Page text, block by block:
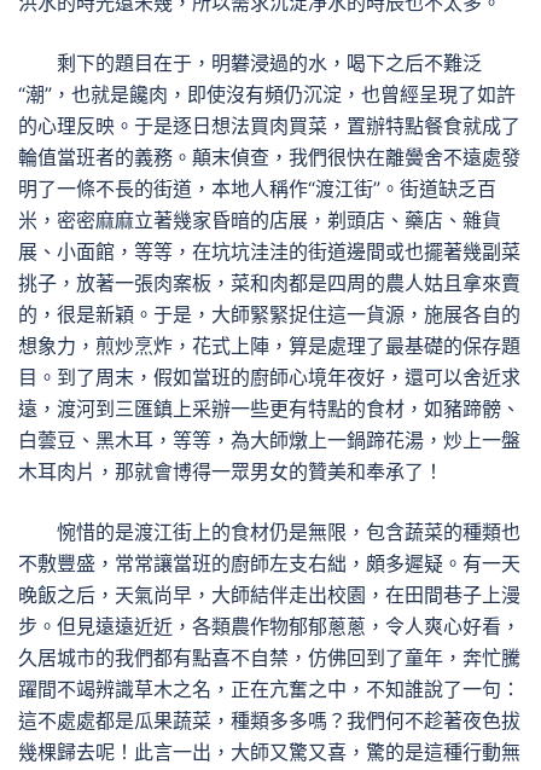
剩下的題目在于，明礬浸過的水，喝下之后不難泛
“潮”，也就是饞肉，即使沒有頻仍沉淀，也曾經呈現了如許
的心理反映。于是逐日想法買肉買菜，置辦特點餐食就成了
輪值當班者的義務。顛末偵查，我們很快在離黌舍不遠處發
明了一條不長的街道，本地人稱作“渡江街”。街道缺乏百
米，密密麻麻立著幾家昏暗的店展，剃頭店、藥店、雜貨
展、小面館，等等，在坑坑洼洼的街道邊間或也擺著幾副菜
挑子，放著一張肉案板，菜和肉都是四周的農人姑且拿來賣
的，很是新穎。于是，大師緊緊捉住這一貨源，施展各自的
想象力，煎炒烹炸，花式上陣，算是處理了最基礎的保存題
目。到了周末，假如當班的廚師心境年夜好，還可以舍近求
遠，渡河到三匯鎮上采辦一些更有特點的食材，如豬蹄髈、
白蕓豆、黑木耳，等等，為大師燉上一鍋蹄花湯，炒上一盤
木耳肉片，那就會博得一眾男女的贊美和奉承了！
惋惜的是渡江街上的食材仍是無限，包含蔬菜的種類也
不敷豐盛，常常讓當班的廚師左支右絀，頗多遲疑。有一天
晚飯之后，天氣尚早，大師結伴走出校園，在田間巷子上漫
步。但見遠遠近近，各類農作物郁郁蔥蔥，令人爽心好看，
久居城市的我們都有點喜不自禁，仿佛回到了童年，奔忙騰
躍間不竭辨識草木之名，正在亢奮之中，不知誰說了一句：
這不處處都是瓜果蔬菜，種類多多嗎？我們何不趁著夜色拔
幾棵歸去呢！此言一出，大師又驚又喜，驚的是這種行動無